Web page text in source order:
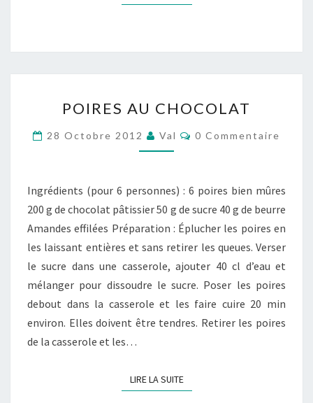
AU
CHOCOLAT
POIRES AU CHOCOLAT
28 Octobre 2012 Val Commentaires
0 Commentaire
Ingrédients (pour 6 personnes) : 6 poires bien mûres
200 g de chocolat pâtissier 50 g de sucre 40 g de beurre
Amandes effilées Préparation : Éplucher les poires en
les laissant entières et sans retirer les queues. Verser
le sucre dans une casserole, ajouter 40 cl d’eau et
mélanger pour dissoudre le sucre. Poser les poires
debout dans la casserole et les faire cuire 20 min
environ. Elles doivent être tendres. Retirer les poires
de la casserole et les…
LIRE LA SUITELIRE LA SUITE